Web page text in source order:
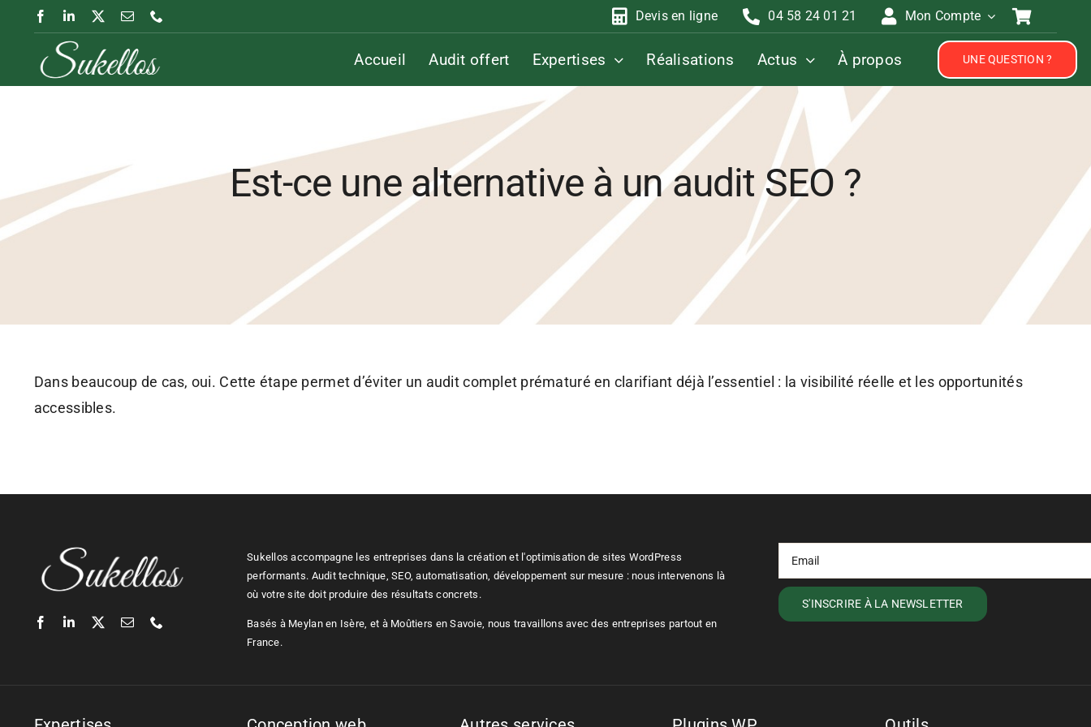
Passer
contenu
Devis en ligne 04 58 24 01 21 Mon Compte
Accueil Audit offert Expertises Réalisations Actus À propos UNE QUESTION ?
Est-ce une alternative à un audit SEO ?
Dans beaucoup de cas, oui. Cette étape permet d’éviter un audit complet prématuré en clarifiant déjà l’essentiel : la visibilité réelle et les opportunités
accessibles.
Sukellos accompagne les entreprises dans la création et l'optimisation de sites WordPress
performants. Audit technique, SEO, automatisation, développement sur mesure : nous intervenons là
où votre site doit produire des résultats concrets.
Basés à Meylan en Isère, et à Moûtiers en Savoie, nous travaillons avec des entreprises partout en
France.